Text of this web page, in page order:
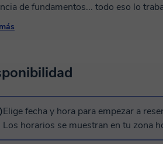
de fundamentos... todo eso lo
desarrolles tu estilo y adquieras
detallado, técnicas de arreglo y
Elige fecha y hora para empezar a
Los horarios se muestran en tu zona